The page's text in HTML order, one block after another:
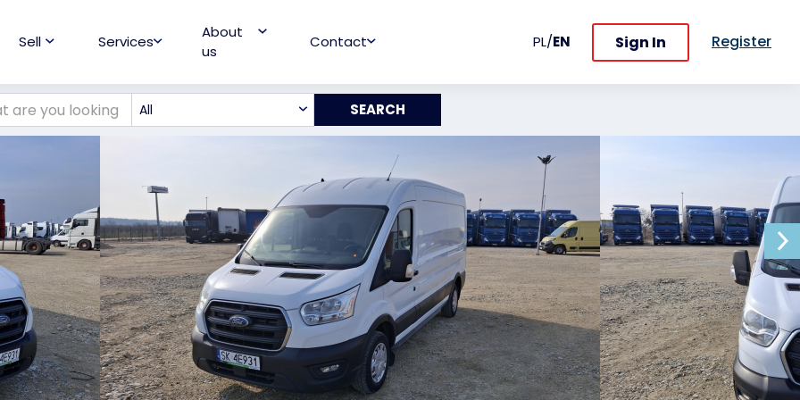
Sell Services
About
us
Contact PL/EN Sign In Register
All